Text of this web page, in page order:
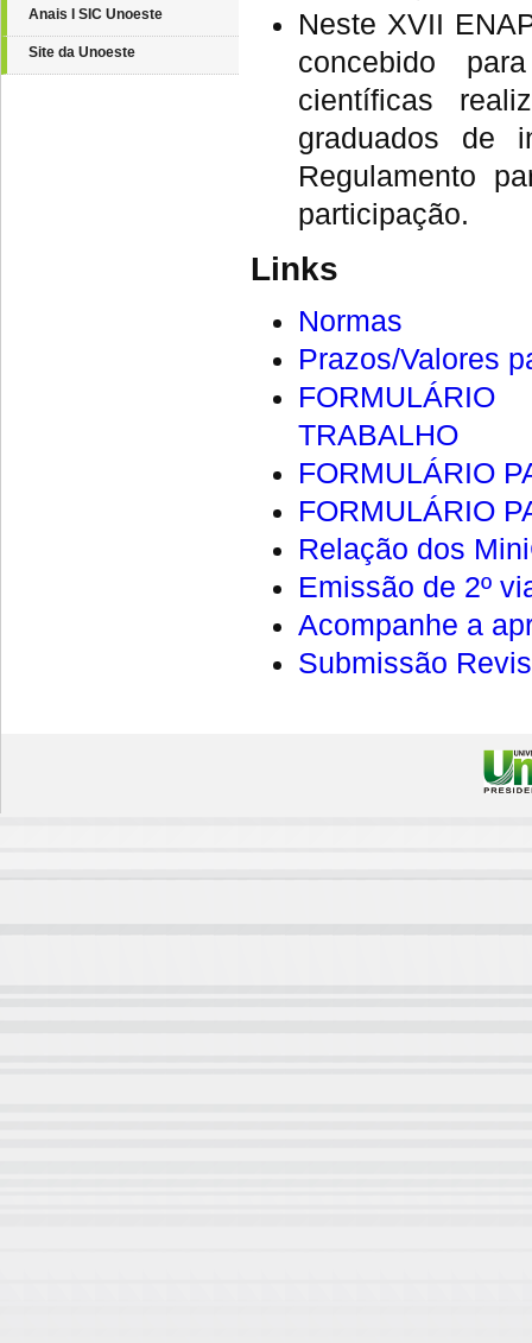
Anais I SIC Unoeste
Site da Unoeste
Neste XVII
concebido
científicas
graduados de
Regulamento
participação.
Links
Normas
Prazos/Valores
TRABALHO
FORMULÁRIO
FORMULÁRIO
Relação dos
Emissão de 2º
Acompanhe a
Submissão